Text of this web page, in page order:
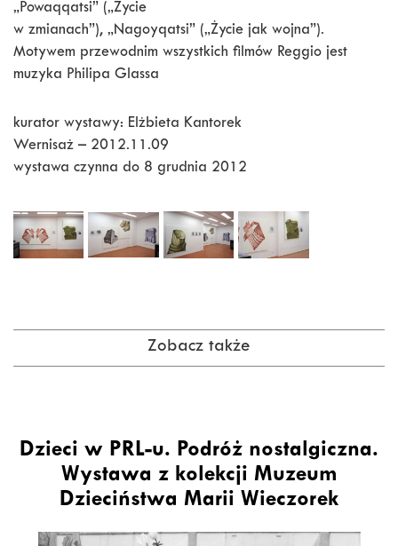
„Powaqqatsi” („Życie
w zmianach”), „Nagoyqatsi” („Życie jak wojna”).
Motywem przewodnim wszystkich filmów Reggio jest
muzyka Philipa Glassa
kurator wystawy: Elżbieta Kantorek
Wernisaż – 2012.11.09
wystawa czynna do 8 grudnia 2012
Zobacz także
Dzieci w PRL-u. Podróż nostalgiczna.
Wystawa z kolekcji Muzeum
Dzieciństwa Marii Wieczorek